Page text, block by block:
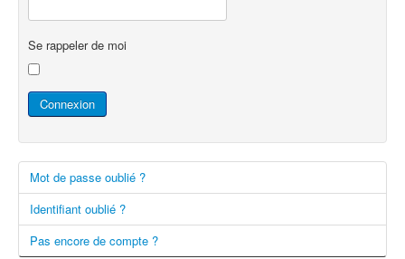
Se rappeler de moi
Connexion
Mot de passe oublié ?
Identifiant oublié ?
Pas encore de compte ?